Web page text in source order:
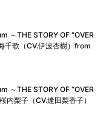
～THE STORY OF “OVER
千歌（CV.伊波杏樹）from
～THE STORY OF “OVER
梨子（CV.逢田梨香子）